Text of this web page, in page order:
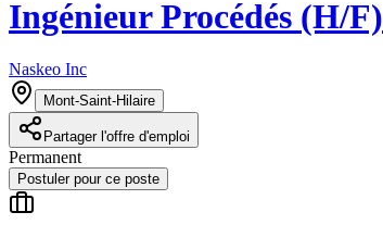
Ingénieur Procédés (H/F)
Naskeo Inc
Mont-Saint-Hilaire
Partager l'offre d'emploi
Permanent
Postuler pour ce poste